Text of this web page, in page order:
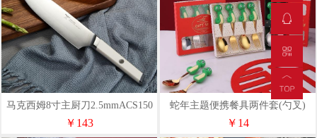
马克西姆8寸主厨刀2.5mmACS150
￥143
蛇年主题便携餐具两件套(勺叉)
￥14